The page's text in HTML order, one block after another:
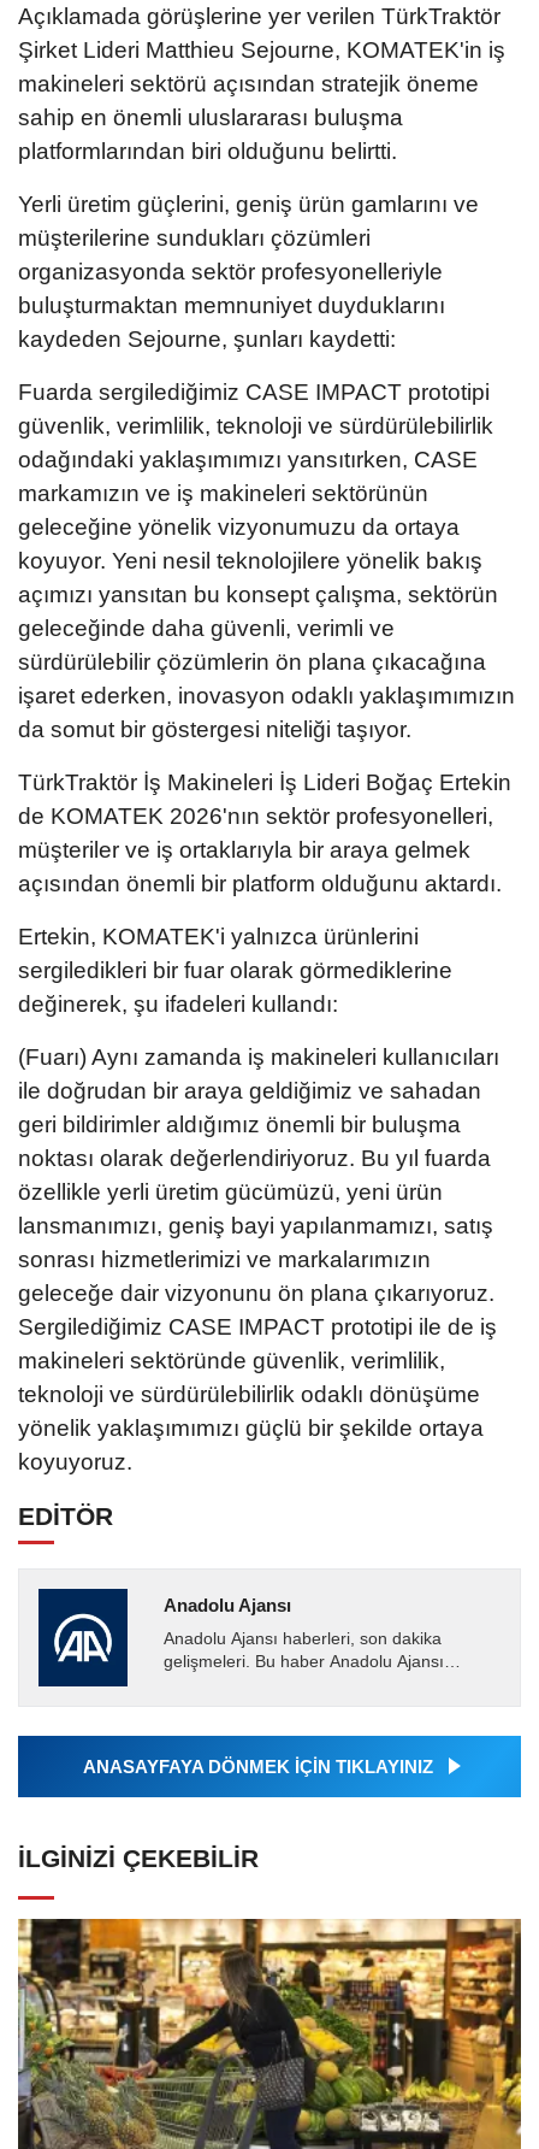
Açıklamada görüşlerine yer verilen TürkTraktör
Şirket Lideri Matthieu Sejourne, KOMATEK'in iş
makineleri sektörü açısından stratejik öneme
sahip en önemli uluslararası buluşma
platformlarından biri olduğunu belirtti.
Yerli üretim güçlerini, geniş ürün gamlarını ve
müşterilerine sundukları çözümleri
organizasyonda sektör profesyonelleriyle
buluşturmaktan memnuniyet duyduklarını
kaydeden Sejourne, şunları kaydetti:
Fuarda sergilediğimiz CASE IMPACT prototipi
güvenlik, verimlilik, teknoloji ve sürdürülebilirlik
odağındaki yaklaşımımızı yansıtırken, CASE
markamızın ve iş makineleri sektörünün
geleceğine yönelik vizyonumuzu da ortaya
koyuyor. Yeni nesil teknolojilere yönelik bakış
açımızı yansıtan bu konsept çalışma, sektörün
geleceğinde daha güvenli, verimli ve
sürdürülebilir çözümlerin ön plana çıkacağına
işaret ederken, inovasyon odaklı yaklaşımımızın
da somut bir göstergesi niteliği taşıyor.
TürkTraktör İş Makineleri İş Lideri Boğaç Ertekin
de KOMATEK 2026'nın sektör profesyonelleri,
müşteriler ve iş ortaklarıyla bir araya gelmek
açısından önemli bir platform olduğunu aktardı.
Ertekin, KOMATEK'i yalnızca ürünlerini
sergiledikleri bir fuar olarak görmediklerine
değinerek, şu ifadeleri kullandı:
(Fuarı) Aynı zamanda iş makineleri kullanıcıları
ile doğrudan bir araya geldiğimiz ve sahadan
geri bildirimler aldığımız önemli bir buluşma
noktası olarak değerlendiriyoruz. Bu yıl fuarda
özellikle yerli üretim gücümüzü, yeni ürün
lansmanımızı, geniş bayi yapılanmamızı, satış
sonrası hizmetlerimizi ve markalarımızın
geleceğe dair vizyonunu ön plana çıkarıyoruz.
Sergilediğimiz CASE IMPACT prototipi ile de iş
makineleri sektöründe güvenlik, verimlilik,
teknoloji ve sürdürülebilirlik odaklı dönüşüme
yönelik yaklaşımımızı güçlü bir şekilde ortaya
koyuyoruz.
EDİTÖR
Anadolu Ajansı
Anadolu Ajansı haberleri, son dakika
gelişmeleri. Bu haber Anadolu Ajansı
tarafından geçilen tüm...
ANASAYFAYA DÖNMEK İÇİN TIKLAYINIZ
İLGINIZI ÇEKEBILIR